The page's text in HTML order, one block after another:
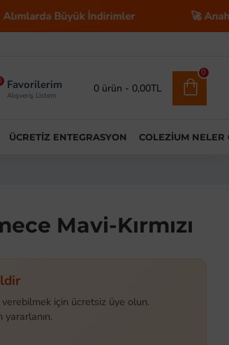
Büyük İndirimler 🚀 Anahtar
Favorilerim
Alışveriş Listem
0 ürün - 0,00TL
0
ÜCRETIZ ENTEGRASYON COLEZIUM NELER
Mavi-Kırmızı
için ücretsiz üye olun.